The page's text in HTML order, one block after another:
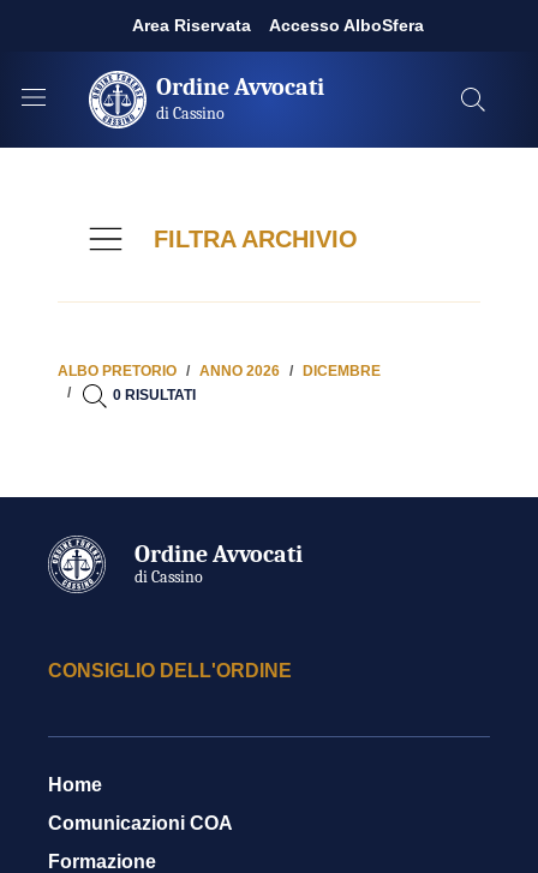
Area Riservata Accesso AlboSfera
Ordine Avvocati
di Cassino
FILTRA ARCHIVIO
ALBO PRETORIO ANNO 2026
DICEMBRE
0 RISULTATI
Ordine Avvocati
di Cassino
CONSIGLIO DELL'ORDINE
Home
Comunicazioni COA
Formazione